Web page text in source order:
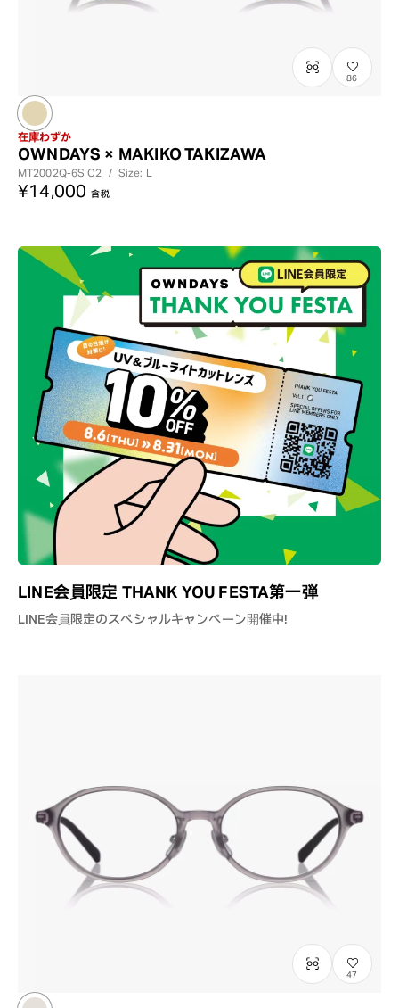
LINE会員限定 THANK YOU FESTA第一弾
LINE会員限定のスペシャルキャンペーン開催中！
86
在庫わずか
OWNDAYS × MAKIKO TAKIZAWA
MT2002Q-6SC2 / Size: L
¥14,000 含税
47